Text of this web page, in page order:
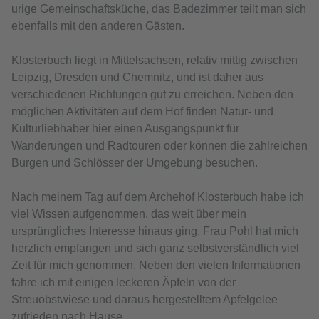
urige Gemeinschaftsküche, das Badezimmer teilt man sich
ebenfalls mit den anderen Gästen.
Klosterbuch liegt in Mittelsachsen, relativ mittig zwischen
Leipzig, Dresden und Chemnitz, und ist daher aus
verschiedenen Richtungen gut zu erreichen. Neben den
möglichen Aktivitäten auf dem Hof finden Natur- und
Kulturliebhaber hier einen Ausgangspunkt für
Wanderungen und Radtouren oder können die zahlreichen
Burgen und Schlösser der Umgebung besuchen.
Nach meinem Tag auf dem Archehof Klosterbuch habe ich
viel Wissen aufgenommen, das weit über mein
ursprüngliches Interesse hinaus ging. Frau Pohl hat mich
herzlich empfangen und sich ganz selbstverständlich viel
Zeit für mich genommen. Neben den vielen Informationen
fahre ich mit einigen leckeren Äpfeln von der
Streuobstwiese und daraus hergestelltem Apfelgelee
zufrieden nach Hause.